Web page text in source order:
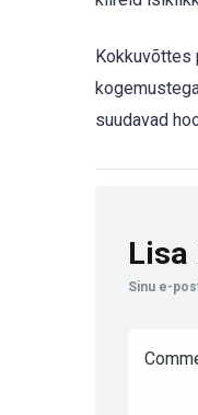
Kokkuvõttes
suudavad
Lisa
Sinu e-